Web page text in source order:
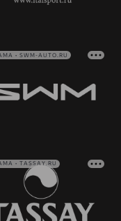
• SWM-AUTO.RU
• TASSAY.RU